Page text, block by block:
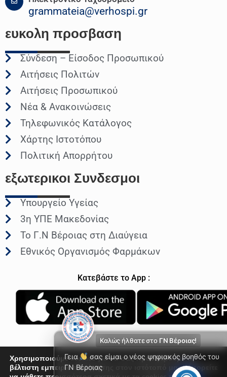
grammateia@verhospi.gr
ευκολη προσβαση
Σύνδεση – Είσοδος Προσωπικού
Αιτήσεις Πολιτών
Αιτήσεις Προσωπικού
Νέα & Ανακοινώσεις
Τηλεφωνικός Κατάλογος
Χάρτης Ιστοτόπου
Πολιτική Απορρήτου
εξωτερικοι Συνδεσμοι
Υπουργείο Υγείας
3η ΥΠΕ Μακεδονίας
Το Γ.Ν Βέροιας στη Διαύγεια
Εθνικός Οργανισμός Φαρμάκων
Κατεβάστε το App :
Καλώς ήλθατε στο ΓΝ Βέροιας!
Γεια
σας είμαι ο νέος ψηφιακός βοηθός του
ΓΝ Βέροιας
Χρησιμοποιούμε cookies για να σας προσφέρουμε τη
βέλτιστη εμπειρία πλοήγησης στον ιστότοπό μας. Μπορείτε